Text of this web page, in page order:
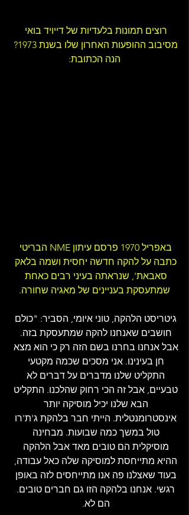
רוצים תמונות בלעדיות של דייויד בואי
מסיבוב ההופעות האחרון שלו בשנת 1973?
הנה הכתובת:
באפריל 1970 פרסם עיתון NME הבריטי
כתבה על להקה חדשה יחסית ושמה בלאק
סאבאת', שנראתה בעיני רבים כאחת
שמתעסקת בעניינים של מאגיה שחורה.
גיטריסט הלהקה, טוני איומי, הסביר: "כולם
חושבים שאנחנו להקה שמתעסקת בזה.
אבל אנחנו בחרנו בשם הזה רק כי הוא מצא
חן בעינינו. אני מסכים שכמה מקטעי
התקליט שלנו מדברים על דברים לא
טבעיים, אבל זה הכי רחוק שהלכנו. התקליט
הבא שלנו יכיל מוסיקה יותר
אינסטרומנטלית. הייתי חבר בלהקת ג'ת'רו
טול במשך כמה שבועות. מבחינה
מוסיקלית הם טובים מאד אבל הלהקה
ההיא מתייחסת למוסיקה שלה כאל עבודה,
בעוד שאצלנו פה אנו מתייחסים לזה באופן
רגשי. אנחנו בלהקה הזו גם חברים טובים.
הם לא.